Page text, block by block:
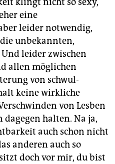
eine
leider notwendig,
unbekannten,
leider zwischen
allen möglichen
von schwul-
keine wirkliche
von Lesben
halten. Na ja,
auch schon nicht
anderen auch so
doch vor mir, du bist